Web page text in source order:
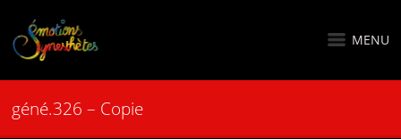
MENU
géné.326 – Copie